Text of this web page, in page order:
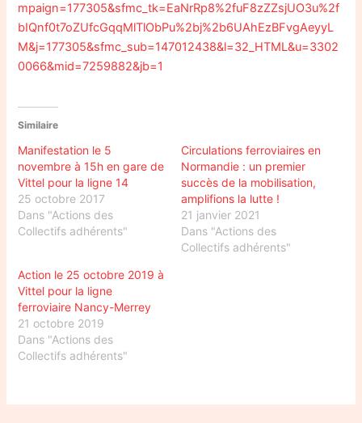
mpaign=177305&sfmc_tk=EaNrRp8%2fuF8zZZsjUO3u%2f
bIQnf0t7oZUfcGqqMlTlObPu%2bj%2b6UAhEzBFvgAeyyL
M&j=177305&sfmc_sub=147012438&l=32_HTML&u=3302
0066&mid=7259882&jb=1
Similaire
Manifestation le 5
novembre à 15h en gare de
Vittel pour la ligne 14
25 octobre 2017
Dans "Actions des
Collectifs adhérents"
Circulations ferroviaires en
Normandie : un premier
succès de la mobilisation,
amplifions la lutte !
21 janvier 2021
Dans "Actions des
Collectifs adhérents"
Action le 25 octobre 2019 à
Vittel pour la ligne
ferroviaire Nancy-Merrey
21 octobre 2019
Dans "Actions des
Collectifs adhérents"